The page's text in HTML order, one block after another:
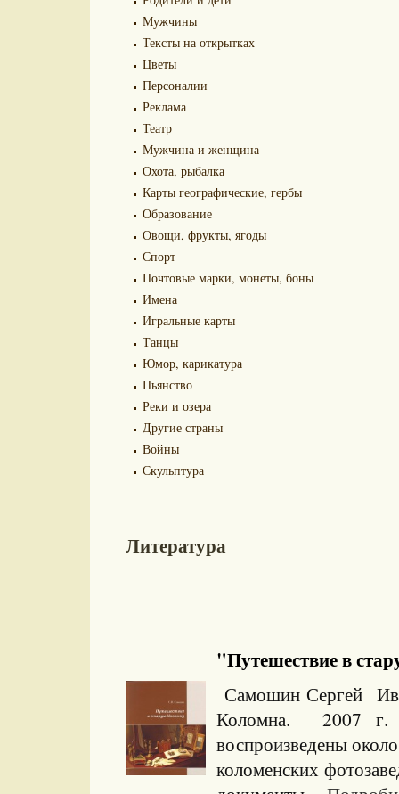
Мужчины
Тексты на открытках
Цветы
Персоналии
Реклама
Театр
Мужчина и женщина
Охота, рыбалка
Карты географические, гербы
Образование
Овощи, фрукты, ягоды
Спорт
Почтовые марки, монеты, боны
Имена
Игральные карты
Танцы
Юмор, карикатура
Пьянство
Реки и озера
Другие страны
Войны
Скульптура
Литература
"Путешествие в
Самошин Сергей
Коломна. 2007
воспроизведены
коломенских